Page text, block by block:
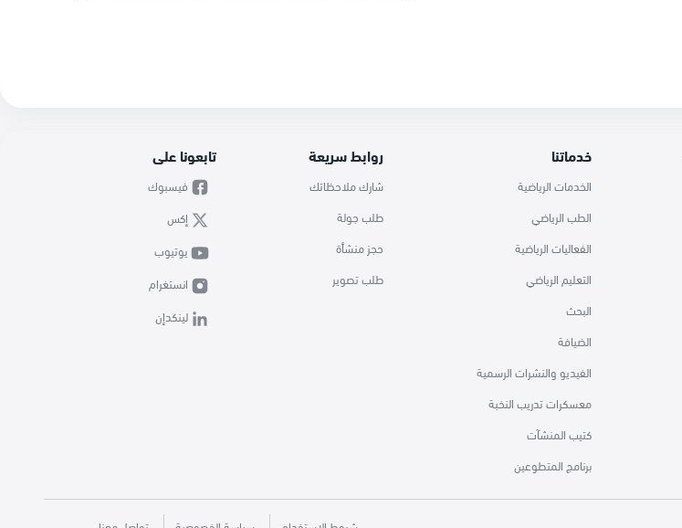
خدماتنا
الخدمات الرياضية
الطب الرياضي
الفعاليات الرياضية
التعليم الرياضي
البحث
الضيافة
الفيديو والنشرات الرسمية
معسكرات تدريب النخبة
كتيب المنشآت
برنامج المتطوعين
روابط سريعة
شارك ملاحظاتك
طلب جولة
حجز منشأة
طلب تصوير
تابعونا على
فيسبوك
إكس
يوتيوب
انستغرام
لينكدإن